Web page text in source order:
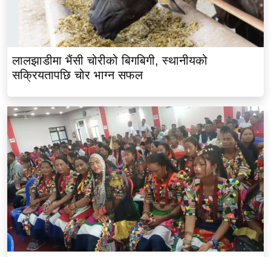
लालझाडीमा भैंसी चोरीको बिगबिगी, स्थानीयको
सक्रियतापछि चोर भाग्न सफल